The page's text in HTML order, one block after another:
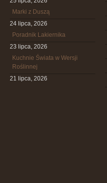
Marki z Duszą
24 lipca, 2026
Poradnik Lakiernika
23 lipca, 2026
Kuchnie Świata w Wersji
Roślinnej
21 lipca, 2026